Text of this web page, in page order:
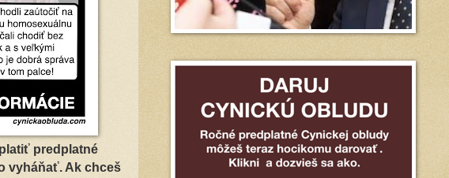
predplatné
vyháňať. Ak chceš